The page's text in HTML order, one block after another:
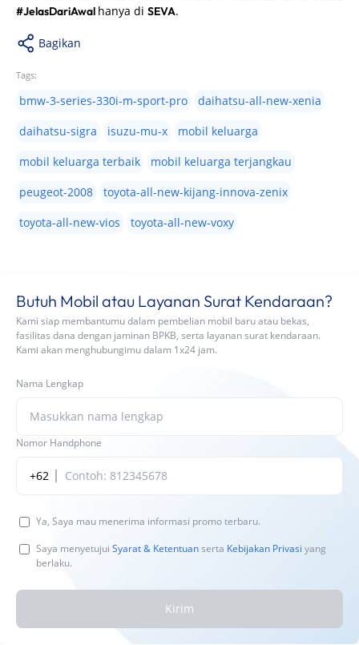
#JelasDariAwal hanya di SEVA.
Bagikan
Tags:
bmw-3-series-330i-m-sport-pro
daihatsu-all-new-xenia
daihatsu-sigra
isuzu-mu-x
mobil keluarga
mobil keluarga terbaik
mobil keluarga terjangkau
peugeot-2008
toyota-all-new-kijang-innova-zenix
toyota-all-new-vios
toyota-all-new-voxy
Butuh Mobil atau Layanan Surat Kendaraan?
Kami siap membantumu dalam pembelian mobil baru atau bekas,
fasilitas dana dengan jaminan BPKB, serta layanan surat kendaraan.
Kami akan menghubungimu dalam 1x24 jam.
Nama Lengkap
Nomor Handphone
+62
Ya, Saya mau menerima informasi promo terbaru.
Saya menyetujui Syarat & Ketentuanserta Kebijakan Privasi yang
berlaku.
Kirim